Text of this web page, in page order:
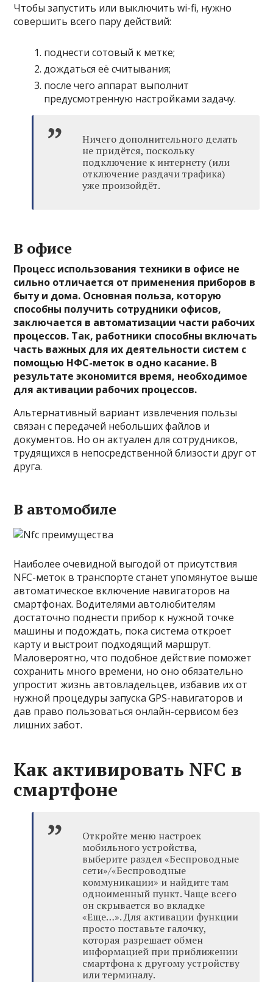
Чтобы запустить или выключить wi-fi, нужно
совершить всего пару действий:
поднести сотовый к метке;
дождаться её считывания;
после чего аппарат выполнит
предусмотренную настройками задачу.
Ничего дополнительного делать
не придётся, поскольку
подключение к интернету (или
отключение раздачи трафика)
уже произойдёт.
В офисе
Процесс использования техники в офисе не
сильно отличается от применения приборов в
быту и дома. Основная польза, которую
способны получить сотрудники офисов,
заключается в автоматизации части рабочих
процессов. Так, работники способны включать
часть важных для их деятельности систем с
помощью НФС-меток в одно касание. В
результате экономится время, необходимое
для активации рабочих процессов.
Альтернативный вариант извлечения пользы
связан с передачей небольших файлов и
документов. Но он актуален для сотрудников,
трудящихся в непосредственной близости друг от
друга.
В автомобиле
Наиболее очевидной выгодой от присутствия
NFC-меток в транспорте станет упомянутое выше
автоматическое включение навигаторов на
смартфонах. Водителями автолюбителям
достаточно поднести прибор к нужной точке
машины и подождать, пока система откроет
карту и выстроит подходящий маршрут.
Маловероятно, что подобное действие поможет
сохранить много времени, но оно обязательно
упростит жизнь автовладельцев, избавив их от
нужной процедуры запуска GPS-навигаторов и
дав право пользоваться онлайн-сервисом без
лишних забот.
Как активировать NFC в
смартфоне
Откройте меню настроек
мобильного устройства,
выберите раздел «Беспроводные
сети»/«Беспроводные
коммуникации» и найдите там
одноименный пункт. Чаще всего
он скрывается во вкладке
«Еще…». Для активации функции
просто поставьте галочку,
которая разрешает обмен
информацией при приближении
смартфона к другому устройству
или терминалу.